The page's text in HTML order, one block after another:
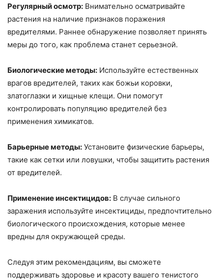
Регулярный осмотр: Внимательно осматривайте
растения на наличие признаков поражения
вредителями. Раннее обнаружение позволяет принять
меры до того, как проблема станет серьезной.
Биологические методы: Используйте естественных
врагов вредителей, таких как божьи коровки,
златоглазки и хищные клещи. Они помогут
контролировать популяцию вредителей без
применения химикатов.
Барьерные методы: Установите физические барьеры,
такие как сетки или ловушки, чтобы защитить растения
от вредителей.
Применение инсектицидов: В случае сильного
заражения используйте инсектициды, предпочтительно
биологического происхождения, которые менее
вредны для окружающей среды.
Следуя этим рекомендациям, вы сможете
поддерживать здоровье и красоту вашего тенистого